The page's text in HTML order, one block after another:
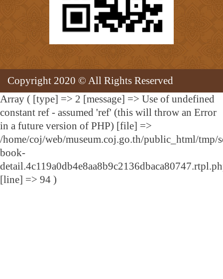
Copyright 2020 © All Rights Reserved
Array ( [type] => 2 [message] => Use of undefined
constant ref - assumed 'ref' (this will throw an Error
in a future version of PHP) [file] =>
/home/coj/web/museum.coj.go.th/public_html/tmp/
book-
[line] => 94 )